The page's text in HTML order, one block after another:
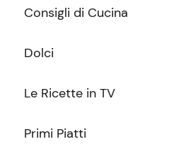
Consigli di Cucina
Dolci
Le Ricette in TV
Primi Piatti